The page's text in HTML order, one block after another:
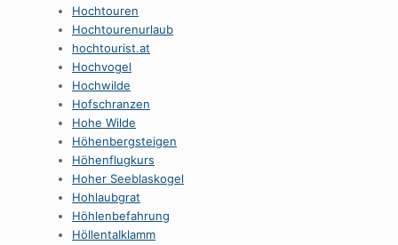
Hochtouren
Hochtourenurlaub
hochtourist.at
Hochvogel
Hochwilde
Hofschranzen
Hohe Wilde
Höhenbergsteigen
Höhenflugkurs
Hoher Seeblaskogel
Hohlaubgrat
Höhlenbefahrung
HöllentaIklamm